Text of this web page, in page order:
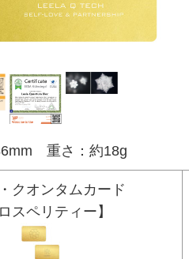
重さ：約18g
クオンタムカード
スペリティー】